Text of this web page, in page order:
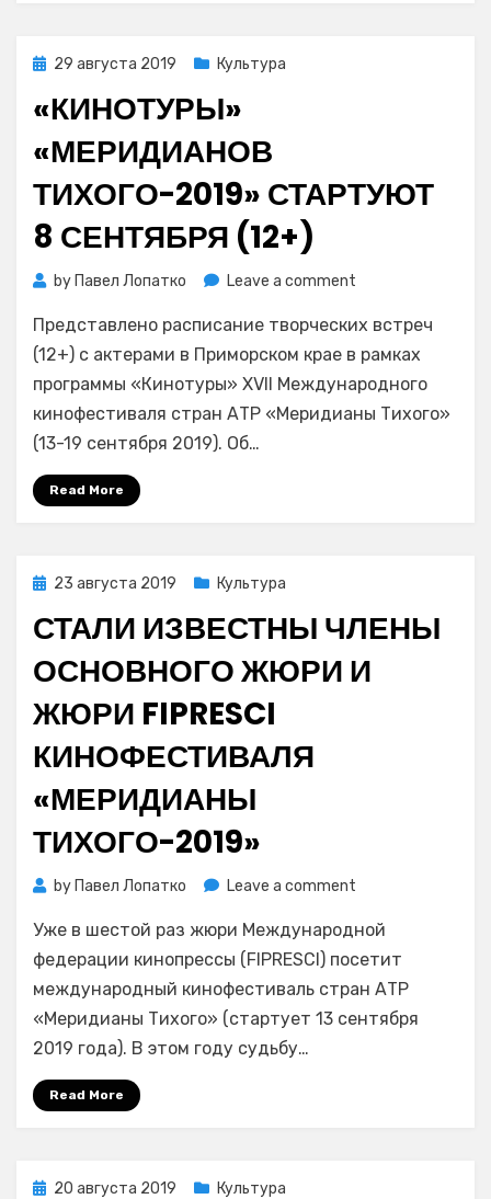
Posted
29 августа 2019 Культура
«КИНОТУРЫ»
«МЕРИДИАНОВ
ТИХОГО-2019» СТАРТУЮТ
8 СЕНТЯБРЯ (12+)
by Павел Лопатко Leave a comment
«Меридианов
Тихого-2019»
стартуют
сентября
Представлено расписание творческих встреч
(12+) с актерами в Приморском крае в рамках
программы «Кинотуры» XVII Международного
кинофестиваля стран АТР «Меридианы Тихого»
(13-19 сентября 2019). Об…
Read More
Posted
23 августа 2019 Культура
СТАЛИ ИЗВЕСТНЫ ЧЛЕНЫ
ОСНОВНОГО ЖЮРИ И
ЖЮРИ FIPRESCI
КИНОФЕСТИВАЛЯ
«МЕРИДИАНЫ
ТИХОГО-2019»
by Павел Лопатко Leave a comment
известны
члены
основного
и
Уже в шестой раз жюри Международной
федерации кинопрессы (FIPRESCI) посетит
международный кинофестиваль стран АТР
«Меридианы Тихого» (стартует 13 сентября
2019 года). В этом году судьбу…
Read More
Posted
20 августа 2019 Культура